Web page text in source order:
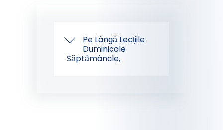
Pe Lângă Lecţiile
Duminicale
Săptămânale,